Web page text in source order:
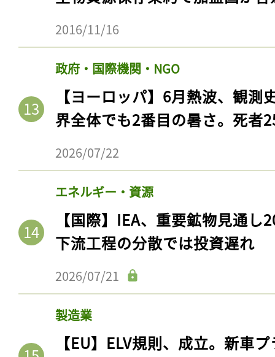
2016/11/16
政府・国際機関・NGO
【ヨーロッパ】6月熱波、観
界全体でも2番目の暑さ。死者
2026/07/22
エネルギー・資源
【国際】IEA、重要鉱物見通
下流工程の分散では投資遅れ
2026/07/21
製造業
【EU】ELV規則、成立。新車